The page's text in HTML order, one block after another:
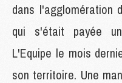
dans l'agglomération
qui s'était payée
L'Equipe le mois
son territoire. Une